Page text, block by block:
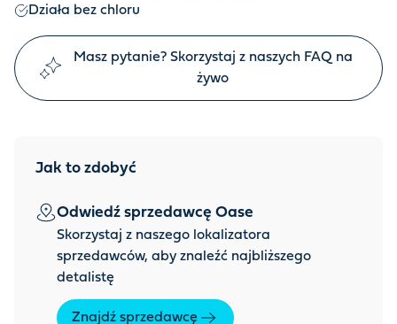
Działa bez chloru
Masz pytanie? Skorzystaj z naszych FAQ na
żywo
Jak to zdobyć
Odwiedź sprzedawcę Oase
Skorzystaj z naszego lokalizatora
sprzedawców, aby znaleźć najbliższego
detalistę
Znajdź sprzedawcę